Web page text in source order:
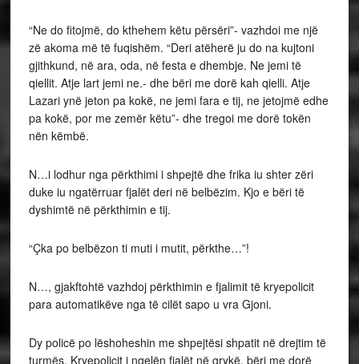
“Ne do fitojmë, do kthehem këtu përsëri”- vazhdoi me një
zë akoma më të fuqishëm. “Deri atëherë ju do na kujtoni
gjithkund, në ara, oda, në festa e dhembje. Ne jemi të
qiellit. Atje lart jemi ne.- dhe bëri me dorë kah qielli. Atje
Lazari ynë jeton pa kokë, ne jemi fara e tij, ne jetojmë edhe
pa kokë, por me zemër këtu”- dhe tregoi me dorë tokën
nën këmbë.
N…i lodhur nga përkthimi i shpejtë dhe frika iu shter zëri
duke iu ngatërruar fjalët deri në belbëzim. Kjo e bëri të
dyshimtë në përkthimin e tij.
“Çka po belbëzon ti muti i mutit, përkthe…”!
N…, gjakftohtë vazhdoj përkthimin e fjalimit të kryepolicit
para automatikëve nga të cilët sapo u vra Gjoni.
Dy policë po lëshoheshin me shpejtësi shpatit në drejtim të
turmës. Kryepolicit i ngelën fjalët në grykë, bëri me dorë